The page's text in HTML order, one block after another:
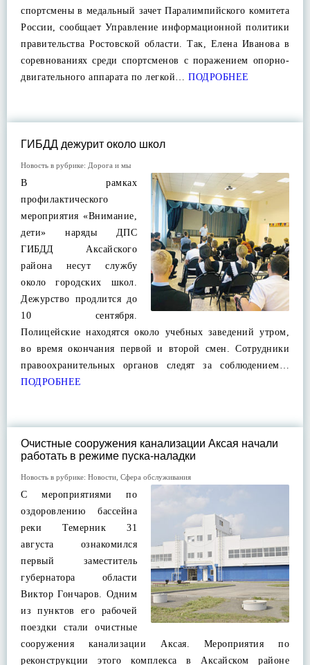
спортсмены в медальный зачет Паралимпийского комитета
России, сообщает Управление информационной политики
правительства Ростовской области. Так, Елена Иванова в
соревнованиях среди спортсменов с поражением опорно-
двигательного аппарата по легкой… ПОДРОБНЕЕ
ГИБДД дежурит около школ
Новость в рубрике: Дорога и мы
В рамках
профилактического
мероприятия «Внимание,
дети» наряды ДПС
ГИБДД Аксайского
района несут службу
около городских школ.
Дежурство продлится до
10 сентября.
Полицейские находятся около учебных заведений утром,
во время окончания первой и второй смен. Сотрудники
правоохранительных органов следят за соблюдением…
ПОДРОБНЕЕ
Очистные сооружения канализации Аксая начали
работать в режиме пуска-наладки
Новость в рубрике: Новости Сфера обслуживания
С мероприятиями по
оздоровлению бассейна
реки Темерник 31
августа ознакомился
первый заместитель
губернатора области
Виктор Гончаров. Одним
из пунктов его рабочей
поездки стали очистные
сооружения канализации Аксая. Мероприятия по
реконструкции этого комплекса в Аксайском районе